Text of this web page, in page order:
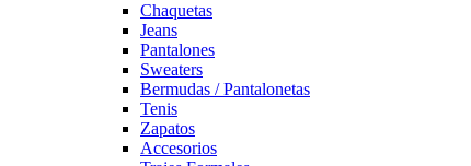
Chaquetas
Jeans
Pantalones
Sweaters
Bermudas / Pantalonetas
Tenis
Zapatos
Accesorios